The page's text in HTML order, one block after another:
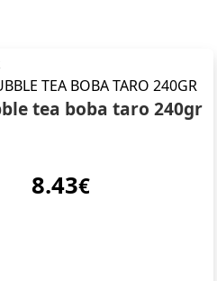
tea boba taro 240gr
8.43€